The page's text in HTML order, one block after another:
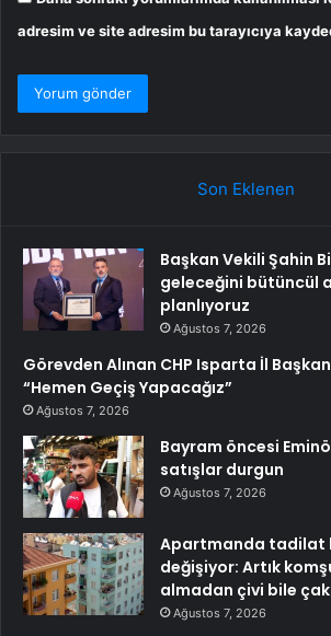
adresim ve site adresim bu tarayıcıya
Son Eklenen
Başkan Vekili Şahin
geleceğini bütüncül
planlıyoruz
Ağustos 7, 2026
Görevden Alınan CHP Isparta İl
“Hemen Geçiş Yapacağız”
Ağustos 7, 2026
Bayram öncesi
satışlar durgun
Ağustos 7, 2026
Apartmanda tadilat
değişiyor: Artık
almadan çivi bile
Ağustos 7, 2026